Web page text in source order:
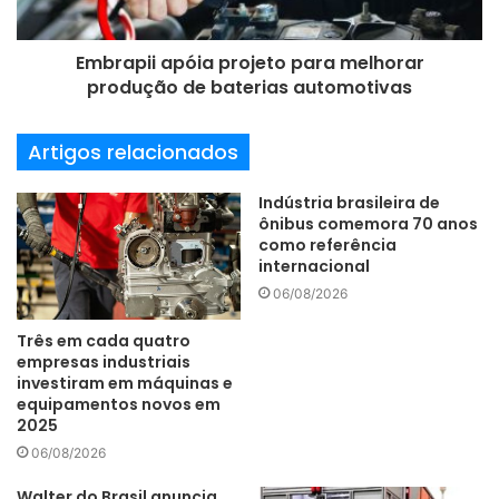
Na comparação interanual dos setores, 21 segmentos
registraram crescimento, com destaque para os
segmentos de veículos e outros equipamentos de
transporte que, muito afetados pela pandemia em abril de
2020, cresceram 742,4% e 170%, respectivamente. Em
relação ao acumulado em doze meses, 14 segmentos
registraram variação positiva, entre eles o grupo de outros
equipamentos de transporte, com alta de 23,4%.
Bens Industriais Ipea
mercado nacional
Embrapii apóia projeto para melhorar
produção de baterias automotivas
Artigos relacionados
Três em cada quatro
empresas industriais
investiram em máquinas e
equipamentos novos em
2025
06/08/2026
Indústria brasileira de
ônibus comemora 70 anos
como referência
internacional
06/08/2026